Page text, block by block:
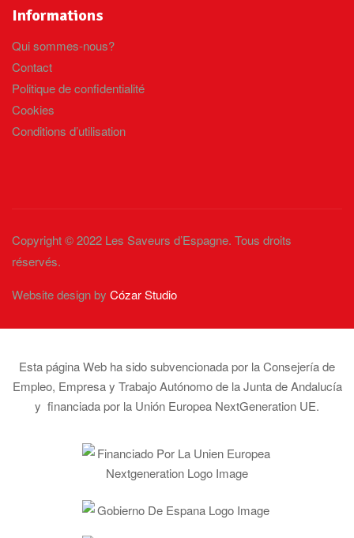
Informations
Qui sommes-nous?
Contact
Politique de confidentialité
Cookies
Conditions d’utilisation
Copyright © 2022 Les Saveurs d’Espagne. Tous droits
réservés.
Website design by Cózar Studio
Esta página Web ha sido subvencionada por la Consejería de
Empleo, Empresa y Trabajo Autónomo de la Junta de Andalucía
y financiada por la Unión Europea NextGeneration UE.